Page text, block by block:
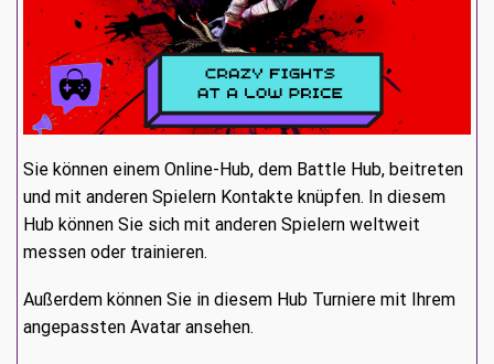
Sie können einem Online-Hub, dem Battle Hub, beitreten
und mit anderen Spielern Kontakte knüpfen. In diesem
Hub können Sie sich mit anderen Spielern weltweit
messen oder trainieren.
Außerdem können Sie in diesem Hub Turniere mit Ihrem
angepassten Avatar ansehen.